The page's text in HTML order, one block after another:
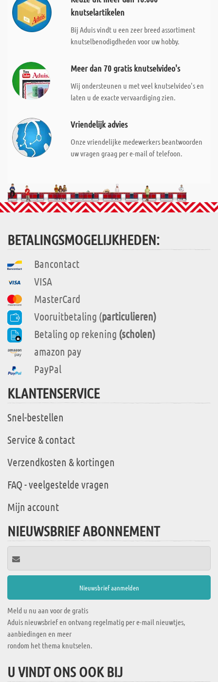
knutselartikelen
Bij Aduis vindt u een zeer breed assortiment
knutselbenodigdheden voor uw hobby.
Meer dan 70 gratis knutselvideo's
Wij ondersteunen u met veel knutselvideo's en
laten u de exacte vervaardiging zien.
Vriendelijk advies
Onze vriendelijke medewerkers beantwoorden
uw vragen graag per e-mail of telefoon.
BETALINGSMOGELIJKHEDEN:
Bancontact
VISA
MasterCard
Vooruitbetaling (particulieren)
Betaling op rekening (scholen)
amazon pay
PayPal
KLANTENSERVICE
Snel-bestellen
Service & contact
Verzendkosten & kortingen
FAQ - veelgestelde vragen
Mijn account
NIEUWSBRIEF ABONNEMENT
Meld u nu aan voor de gratis
Aduis nieuwsbrief en ontvang regelmatig per e-mail nieuwtjes,
aanbiedingen en meer
rondom het thema knutselen.
U VINDT ONS OOK BIJ